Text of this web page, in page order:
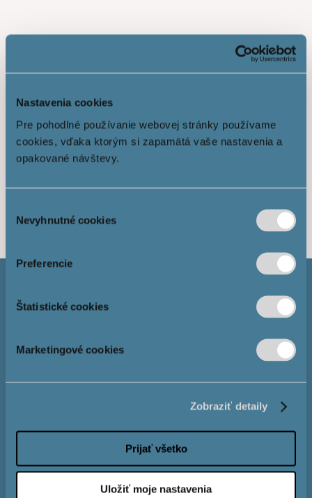
Nastavenia cookies
Pre pohodlné používanie webovej stránky používame
cookies, vďaka ktorým si zapamätá vaše nastavenia a
opakované návštevy.
súhlasu
Nevyhnutné cookies
Preferencie
Štatistické cookies
Marketingové cookies
Zobraziť detaily
Prijať všetko
Uložiť moje nastavenia
4,0 %